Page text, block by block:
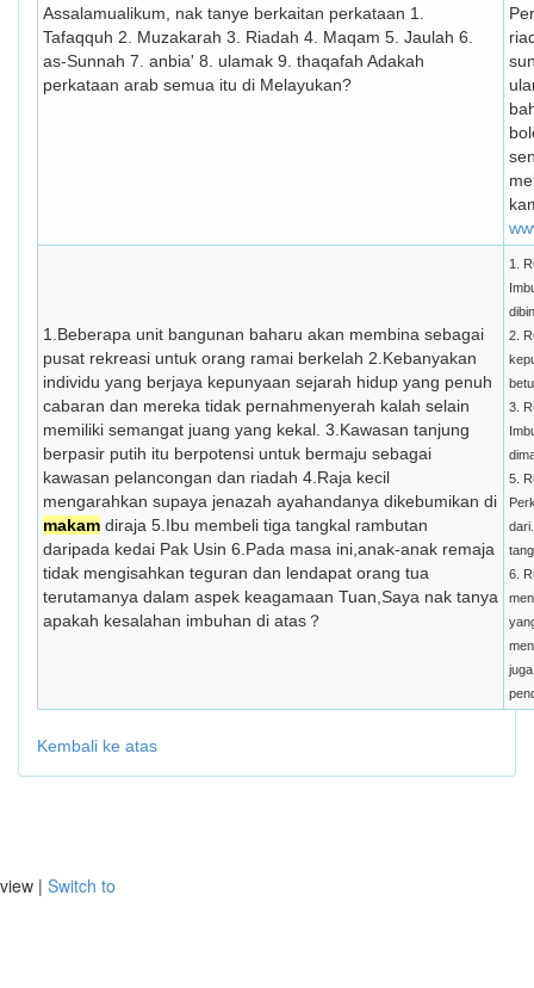
Assalamualikum, nak tanye berkaitan perkataan 1.
Tafaqquh 2. Muzakarah 3. Riadah 4. Maqam 5. Jaulah 6.
as-Sunnah 7. anbia' 8. ulamak 9. thaqafah Adakah
perkataan arab semua itu di Melayukan?
1.Beberapa unit bangunan baharu akan membina sebagai
pusat rekreasi untuk orang ramai berkelah 2.Kebanyakan
individu yang berjaya kepunyaan sejarah hidup yang penuh
cabaran dan mereka tidak pernahmenyerah kalah selain
memiliki semangat juang yang kekal. 3.Kawasan tanjung
berpasir putih itu berpotensi untuk bermaju sebagai
kawasan pelancongan dan riadah 4.Raja kecil
mengarahkan supaya jenazah ayahandanya dikebumikan di
makam diraja 5.Ibu membeli tiga tangkal rambutan
daripada kedai Pak Usin 6.Pada masa ini,anak-anak remaja
tidak mengisahkan teguran dan lendapat orang tua
terutamanya dalam aspek keagamaan Tuan,Saya nak tanya
apakah kesalahan imbuhan di atas？
1.
2.
3.
5.
6.
Kembali ke atas
view | Switch to